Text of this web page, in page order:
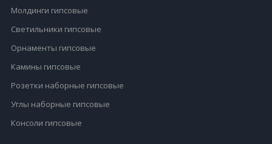
Молдинги гипсовые
Светильники гипсовые
Орнаменты гипсовые
Камины гипсовые
Розетки наборные гипсовые
Углы наборные гипсовые
Консоли гипсовые